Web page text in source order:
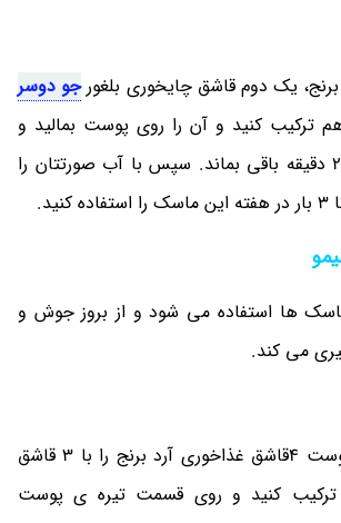
یک دوم قاشق چایخوری بلغورجو دوسر
ترکیب کنید و آن را روی پوست بمالید و
اجازه دهید 15 تا 20 دقیقه باقی بماند. سپس با آب صورتتان را
ها استفاده می شود و از بروز جوش و
می کند.
برای روشن شدن پوست 4قاشق غذاخوری آرد برنج را با 3 قاشق
ترکیب کنید و روی قسمت تیره ی پوست